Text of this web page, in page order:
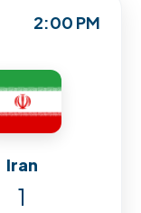
2:00 PM
Iran
1